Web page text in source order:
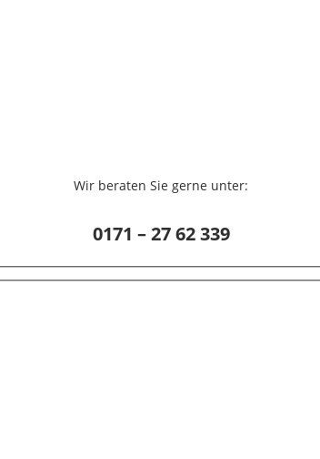
Wir beraten Sie gerne unter:
0171 – 27 62 339